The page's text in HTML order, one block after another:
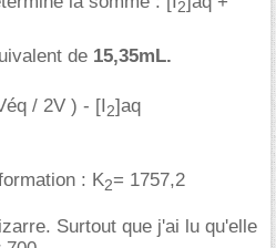
2
de 15,35mL.
/ 2V ) - [I2]aq
: K2= 1757,2
Surtout que j'ai lu qu'elle